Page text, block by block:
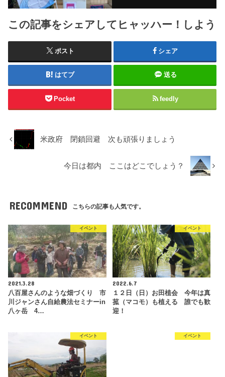
この記事をシェアしてヒャッハー！しよう
ポスト シェア
はてブ 送る
Pocket feedly
米政府 閉鎖回避 次も頑張りましょう
今日は都内 ここはどこでしょう？
RECOMMEND こちらの記事も人気です。
イベント
2021.3.28
八百屋さんのような畑づくり 市
川ジャンさん自給農法セミナーin
八ヶ岳 4…
イベント
2022.6.7
１２日（日）お田植会 今年は真
菰（マコモ）も植える 誰でも歓
迎！
イベント イベント